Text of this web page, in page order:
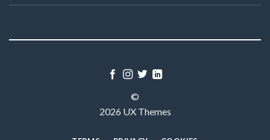
©
2026 UX Themes